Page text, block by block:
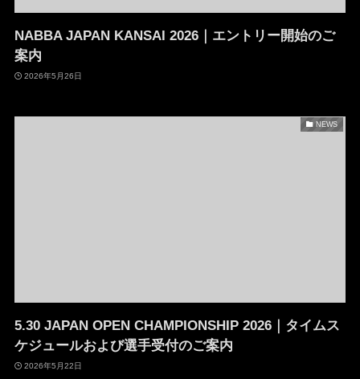
NABBA JAPAN KANSAI 2026｜エントリー開始のご
案内
2026年5月26日
NEWS
5.30 JAPAN OPEN CHAMPIONSHIP 2026｜タイムス
ケジュールおよび選手受付のご案内
2026年5月22日